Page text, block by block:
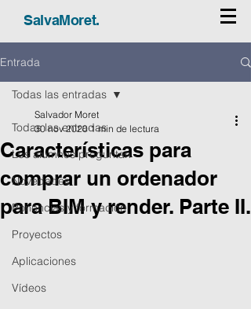
SalvaMoret.
Entrada
Todas las entradas
Los alumnos preguntan
Novedades
Ponencias y formación
Proyectos
Aplicaciones
Vídeos
Todas las entradas
Características para
comprar un ordenador
para BIM y render. Parte II.
Salvador Moret
30 nov 2020 1 min de lectura